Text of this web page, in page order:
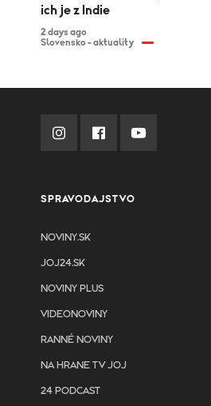
ich je z Indie
2 days ago
Slovensko - aktuality
SPRAVODAJSTVO
NOVINY.SK
JOJ24.SK
NOVINY PLUS
VIDEONOVINY
RANNÉ NOVINY
NA HRANE TV JOJ
24 PODCAST